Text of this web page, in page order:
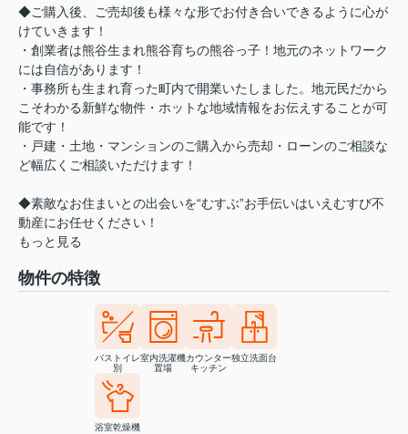
◆ご購入後、ご売却後も様々な形でお付き合いできるように心が
けていきます！
・創業者は熊谷生まれ熊谷育ちの熊谷っ子！地元のネットワーク
には自信があります！
・事務所も生まれ育った町内で開業いたしました。地元民だから
こそわかる新鮮な物件・ホットな地域情報をお伝えすることが可
能です！
・戸建・土地・マンションのご購入から売却・ローンのご相談な
ど幅広くご相談いただけます！
◆素敵なお住まいとの出会いを“むすぶ”お手伝いはいえむすび不
動産にお任せください！
もっと見る
物件の特徴
バストイレ
別
室内洗濯機
置場
カウンター
キッチン
独立洗面台
浴室乾燥機